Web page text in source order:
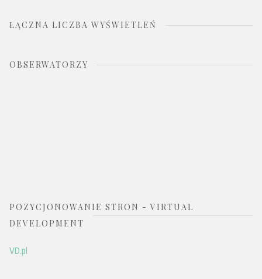
ŁĄCZNA LICZBA WYŚWIETLEŃ
OBSERWATORZY
POZYCJONOWANIE STRON - VIRTUAL
DEVELOPMENT
VD.pl